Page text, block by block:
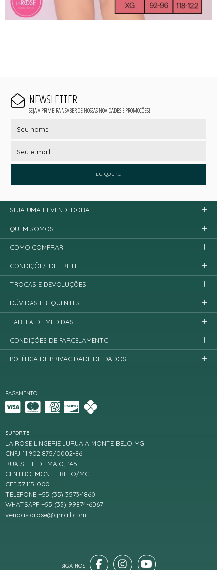
NEWSLETTER
SEJA A PRIMEIRA A SABER DE NOSSAS NOVIDADES E PROMOÇÕES!
EU QUERO
PAGAMENTO
SUPORTE
LA ROSE LINGERIE JURUAIA MONTE BELO MG
CNPJ 11.902.875/0002-86
RUA SETE DE MAIO, 145
CENTRO, MONTE BELO/MG
CEP 37115-000
TELEFONE +55 (35) 3573-1860
WHATSAPP +55 (35) 99874-6067
vendaslarose@gmail.com
SEJA UMA REVENDEDORA
QUEM SOMOS
COMO COMPRAR
CONDIÇÕES DE FRETE
TROCAS E DEVOLUÇÕES
DÚVIDAS FREQUENTES
TABELA DE MEDIDAS
CONDIÇÕES DE PARCELAMENTO
POLÍTICA DE PRIVACIDADE DE DADOS